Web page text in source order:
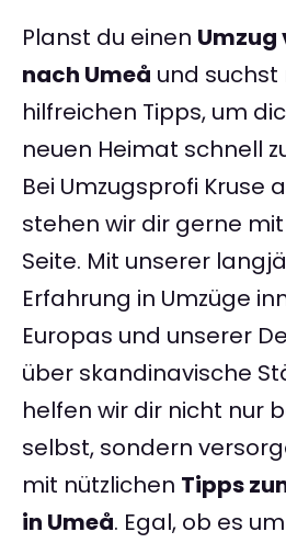
Planst du einen Umzug
nach Umeå und suchst
hilfreichen Tipps, um
neuen Heimat schnell
Bei Umzugsprofi Kruse
stehen wir dir gerne
Seite. Mit unserer
Erfahrung in Umzüge
Europas und unserer
über skandinavische
helfen wir dir nicht nur
selbst, sondern
mit nützlichen Tipps
in Umeå. Egal, ob es